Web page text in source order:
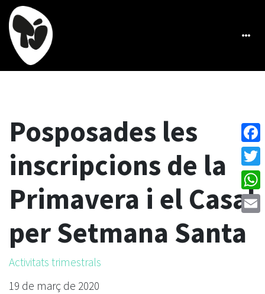
Posposades les
inscripcions de la
Primavera i el Casal
per Setmana Santa
Activitats trimestrals
19 de març de 2020